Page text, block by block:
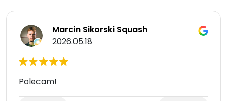
Marcin Sikorski Squash
2026.05.18
Polecam!